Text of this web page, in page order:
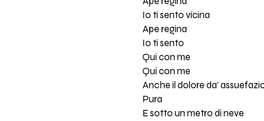
Io ti sento vicina
Ape regina
Io ti sento
Qui con me
Qui con me
Anche il dolore da’
Pura
E sotto un metro di neve